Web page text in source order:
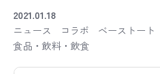
2021.01.18
ニュース
コラボ ベーストート
食品・飲料・飲食